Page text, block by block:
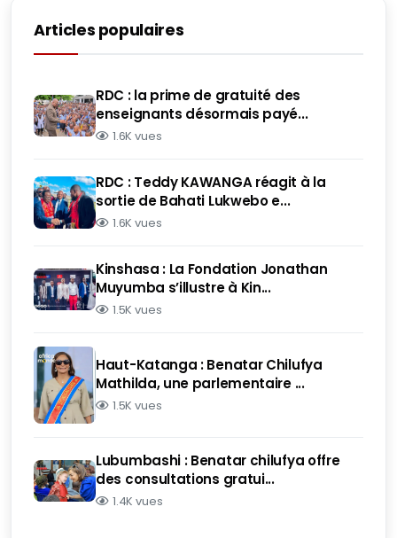
Articles populaires
RDC : la prime de gratuité des
enseignants désormais payé...
1.6K vues
RDC : Teddy KAWANGA réagit à la
sortie de Bahati Lukwebo e...
1.6K vues
Kinshasa : La Fondation Jonathan
Muyumba s’illustre à Kin...
1.5K vues
Haut-Katanga : Benatar Chilufya
Mathilda, une parlementaire ...
1.5K vues
Lubumbashi : Benatar chilufya offre
des consultations gratui...
1.4K vues